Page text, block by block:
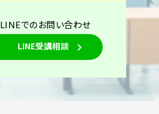
LINEでのお問い合わせ
LINE受講相談